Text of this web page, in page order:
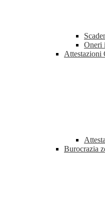
Oneri
Attestazioni
Burocrazia